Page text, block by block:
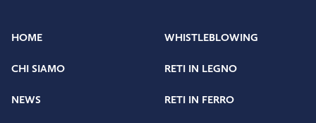
HOME
CHI SIAMO
NEWS
WHISTLEBLOWING
RETI IN LEGNO
RETI IN FERRO